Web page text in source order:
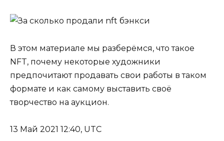
В этом материале мы разберёмся, что такое
NFT, почему некоторые художники
предпочитают продавать свои работы в таком
формате и как самому выставить своё
творчество на аукцион.
13 Май 2021 12:40, UTC